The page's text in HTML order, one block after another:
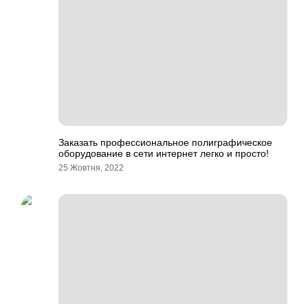
Заказать профессиональное полиграфическое
оборудование в сети интернет легко и просто!
25 Жовтня, 2022